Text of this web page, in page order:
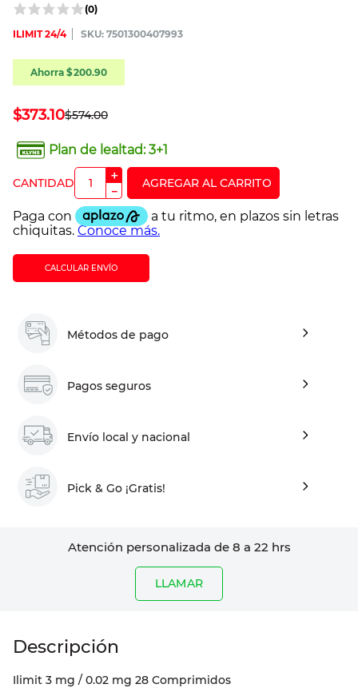
(0)
ILIMIT 24/4 :7501300407993
Ahorra$200.90
$574.00
$373.10
Plan de lealtad:3+1
＋
－
CALCULAR ENVÍO
Métodos de pago
Pagos seguros
Envío local y nacional
Pick & Go ¡Gratis!
Atención personalizada de 8 a 22 hrs
LLAMAR
Ilimit 3 mg / 0.02 mg 28 Comprimidos